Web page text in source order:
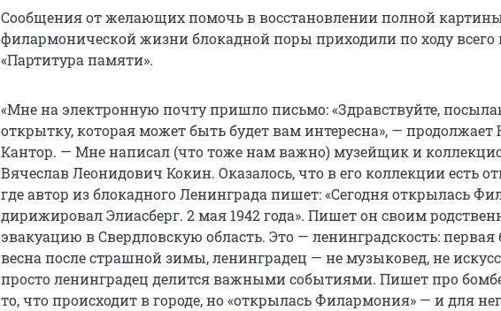
Сообщения от желающих помочь в восстановлении полной
филармонической жизни блокадной поры приходили по ходу всего
«Партитура памяти».
«Мне на электронную почту пришло письмо: «Здравствуйте,
открытку, которая может быть будет вам интересна», —
Кантор. — Мне написал (что тоже нам важно) музейщик и
Вячеслав Леонидович Кокин. Оказалось, что в его коллекции есть
где автор из блокадного Ленинграда пишет: «Сегодня открылась
дирижировал Элиасберг. 2 мая 1942 года». Пишет он своим
эвакуацию в Свердловскую область. Это — ленинградскость: первая
весна после страшной зимы, ленинградец — не музыковед, не
просто ленинградец делится важными событиями. Пишет про
то, что происходит в городе, но «открылась Филармония» — и для